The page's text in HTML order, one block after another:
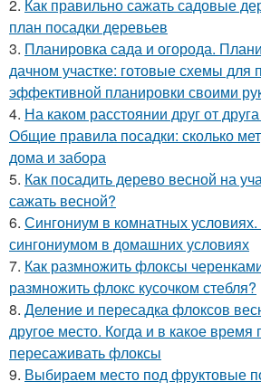
2. Как правильно сажать садовые
план посадки деревьев
3. Планировка сада и огорода.
дачном участке: готовые схемы для
эффективной планировки своими
4. На каком расстоянии друг от
Общие правила посадки: сколько
дома и забора
5. Как посадить дерево весной на
сажать весной?
6. Сингониум в комнатных условиях.
сингониумом в домашних условиях
7. Как размножить флоксы
размножить флокс кусочком стебля?
8. Деление и пересадка флоксов
другое место. Когда и в какое время
пересаживать флоксы
9. Выбираем место под фруктовые